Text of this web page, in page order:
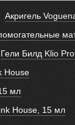
Акригель
Гели Билд Klio
House
мл
House, 15 мл